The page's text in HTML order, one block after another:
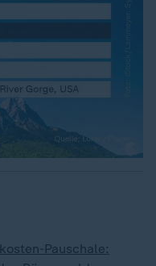
Pauschale: